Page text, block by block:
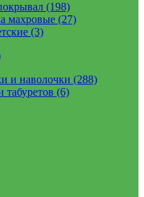
(198)
махровые (27)
(3)
и наволочки (288)
табуретов (6)